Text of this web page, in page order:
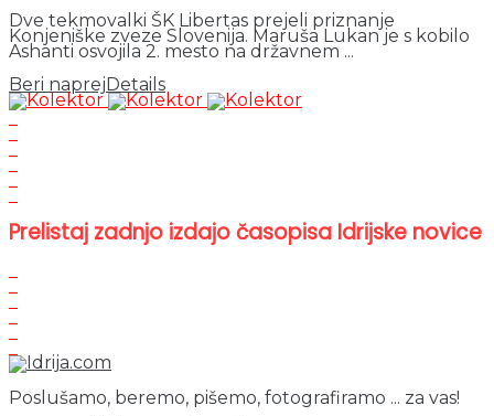
Dve tekmovalki ŠK Libertas prejeli priznanje
Konjeniške zveze Slovenija. Maruša Lukan je s kobilo
Ashanti osvojila 2. mesto na državnem ...
Beri naprej Details
Prelistaj zadnjo izdajo časopisa Idrijske novice
Poslušamo, beremo, pišemo, fotografiramo ... za vas!